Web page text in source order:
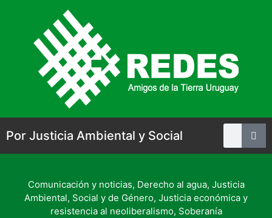
Por Justicia Ambiental y Social
Comunicación y noticias, Derecho al agua, Justicia
Ambiental, Social y de Género, Justicia económica y
resistencia al neoliberalismo, Soberanía